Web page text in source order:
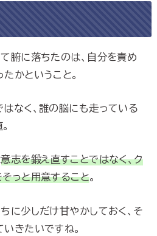
腑に落ちたのは、自分を責め
かということ。
なく、誰の脳にも走っている
意志を鍛え直すことではなく、ク
っと用意すること。
に少しだけ甘やかしておく、そ
きたいですね。